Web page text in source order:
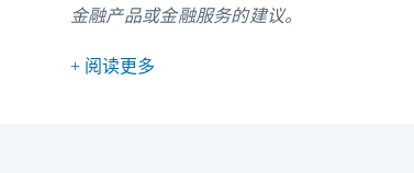
金融产品或金融服务的建议。
+ 阅读更多